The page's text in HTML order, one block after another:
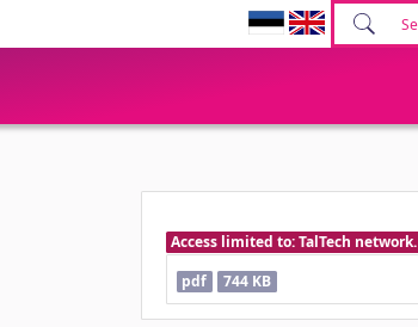
Access limited to: TalTech network.
pdf
744 KB